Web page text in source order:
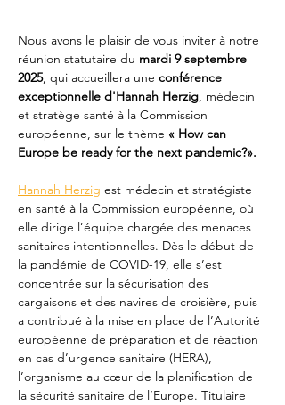
Nous avons le plaisir de vous inviter à notre
réunion statutaire du mardi 9 septembre
2025, qui accueillera une conférence
exceptionnelle d'Hannah Herzig, médecin
et stratège santé à la Commission
européenne, sur le thème « How can
Europe be ready for the next pandemic?».
Hannah Herzig est médecin et stratégiste
en santé à la Commission européenne, où
elle dirige l’équipe chargée des menaces
sanitaires intentionnelles. Dès le début de
la pandémie de COVID-19, elle s’est
concentrée sur la sécurisation des
cargaisons et des navires de croisière, puis
a contribué à la mise en place de l’Autorité
européenne de préparation et de réaction
en cas d’urgence sanitaire (HERA),
l’organisme au cœur de la planification de
la sécurité sanitaire de l’Europe. Titulaire